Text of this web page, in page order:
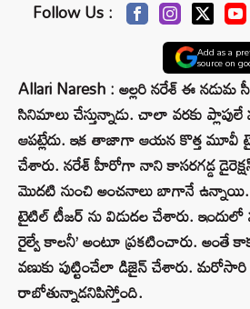
Follow Us :
Add as a
source on
Allari Naresh : అల్లరి నరేశ్ ఈ
సినిమాలు చేస్తున్నాడు. చాలా వరకు ప్లాపులే
ఆపట్లేదు. ఇక తాజాగా ఆయన కొత్త మూవీ
చేశారు. నరేశ్ హీరోగా నాని కాసరగడ్డ
మొదటి నుంచి అంచనాలు బాగానే
టైటిల్ టీజర్ ను విడుదల చేశారు.
రైల్వే కాలనీ’ అంటూ ప్రకటించారు. అంతే
వణుకు పుట్టించేలా డిజైన్ చేశారు.
రాబోతున్నాడనిపిస్తోంది.